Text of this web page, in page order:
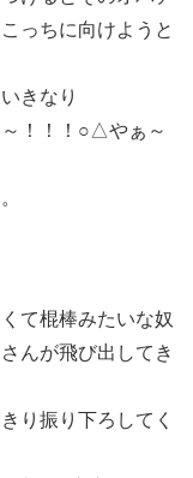
っちに向けようと
きなり
～！！！○△やぁ～
て棍棒みたいな奴
んが飛び出してき
り振り下ろしてく